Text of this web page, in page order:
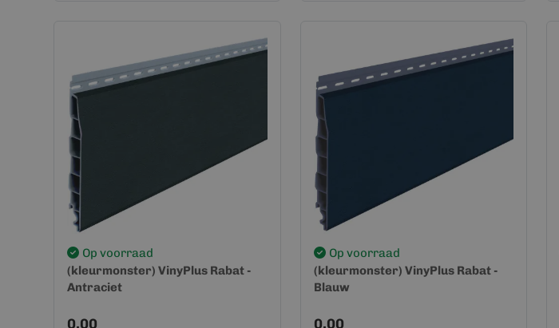
Op voorraad
(kleurmonster) VinyPlus Rabat -
Antraciet
0,00
Op voorraad
(kleurmonster) VinyPlus Rabat -
Blauw
0,00